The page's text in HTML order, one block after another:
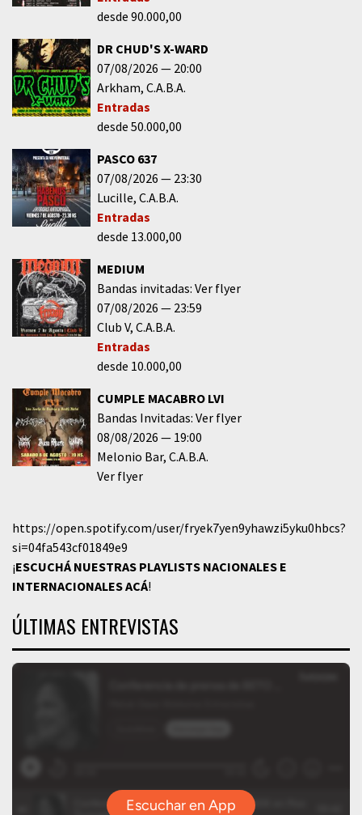
desde 90.000,00
DR CHUD'S X-WARD
07/08/2026
20:00
Arkham C.A.B.A.
Entradas
desde 50.000,00
PASCO 637
07/08/2026
23:30
Lucille C.A.B.A.
Entradas
desde 13.000,00
MEDIUM
Bandas invitadas: Ver flyer
07/08/2026
23:59
Club V C.A.B.A.
Entradas
desde 10.000,00
CUMPLE MACABRO LVI
Bandas Invitadas: Ver flyer
08/08/2026
19:00
Melonio Bar C.A.B.A.
Ver flyer
https://open.spotify.com/user/fryek7yen9yhawzi5yku0hbcs?
si=04fa543cf01849e9
¡ESCUCHÁ NUESTRAS PLAYLISTS NACIONALES E
INTERNACIONALESACÁ!
ÚLTIMAS ENTREVISTAS